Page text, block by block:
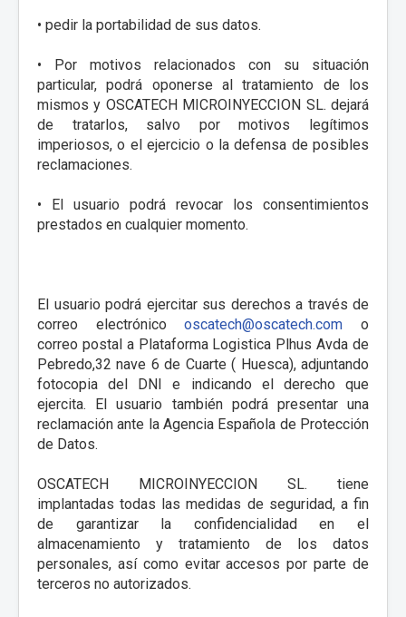
• pedir la portabilidad de sus datos.
• Por motivos relacionados con su situación
particular, podrá oponerse al tratamiento de los
mismos y OSCATECH MICROINYECCION SL. dejará
de tratarlos, salvo por motivos legítimos
imperiosos, o el ejercicio o la defensa de posibles
reclamaciones.
• El usuario podrá revocar los consentimientos
prestados en cualquier momento.
El usuario podrá ejercitar sus derechos a través de
correo electrónicooscatech@oscatech.com
o
correo postal a Plataforma Logistica Plhus Avda de
Pebredo,32 nave 6 de Cuarte ( Huesca), adjuntando
fotocopia del DNI e indicando el derecho que
ejercita. El usuario también podrá presentar una
reclamación ante la Agencia Española de Protección
de Datos.
OSCATECH MICROINYECCION SL. tiene
implantadas todas las medidas de seguridad, a fin
de garantizar la confidencialidad en el
almacenamiento y tratamiento de los datos
personales, así como evitar accesos por parte de
terceros no autorizados.